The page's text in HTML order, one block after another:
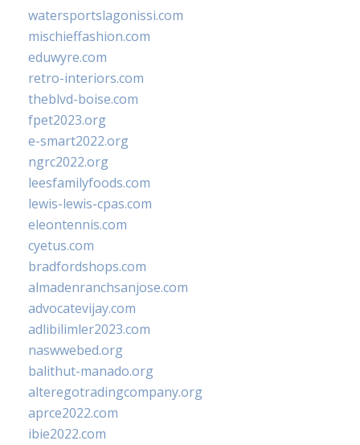
watersportslagonissi.com
mischieffashion.com
eduwyre.com
retro-interiors.com
theblvd-boise.com
fpet2023.org
e-smart2022.org
ngrc2022.org
leesfamilyfoods.com
lewis-lewis-cpas.com
eleontennis.com
cyetus.com
bradfordshops.com
almadenranchsanjose.com
advocatevijay.com
adlibilimler2023.com
naswwebed.org
balithut-manado.org
alteregotradingcompany.org
aprce2022.com
ibie2022.com